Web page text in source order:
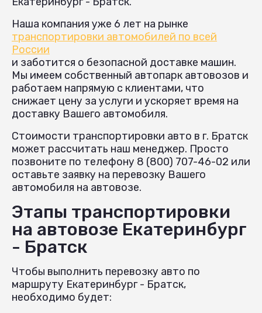
Наша компания уже 6 лет на рынке
транспортировки автомобилей по всей
России
и заботится о безопасной доставке машин.
Мы имеем собственный автопарк автовозов и
работаем напрямую с клиентами, что
снижает цену за услуги и ускоряет время на
доставку Вашего автомобиля.
Стоимости транспортировки авто в г. Братск
может рассчитать наш менеджер. Просто
позвоните по телефону 8 (800) 707-46-02 или
оставьте заявку на перевозку Вашего
автомобиля на автовозе.
Этапы транспортировки
на автовозе Екатеринбург
- Братск
Чтобы выполнить перевозку авто по
маршруту Екатеринбург - Братск,
необходимо будет: